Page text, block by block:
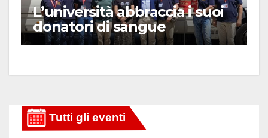
L’università abbraccia i suoi
donatori di sangue